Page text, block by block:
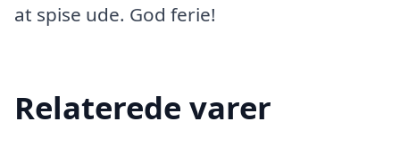
at spise ude. God ferie!
Relaterede varer